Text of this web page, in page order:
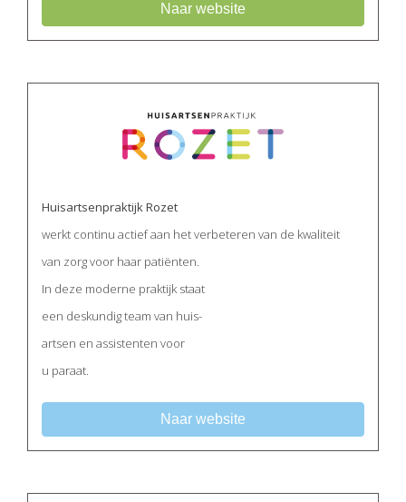
Naar website
Huisartsenpraktijk Rozet
werkt continu actief aan het verbeteren van de kwaliteit
van zorg voor haar patiënten.
In deze moderne praktijk staat
een deskundig team van huis-
artsen en assistenten voor
u paraat.
Naar website